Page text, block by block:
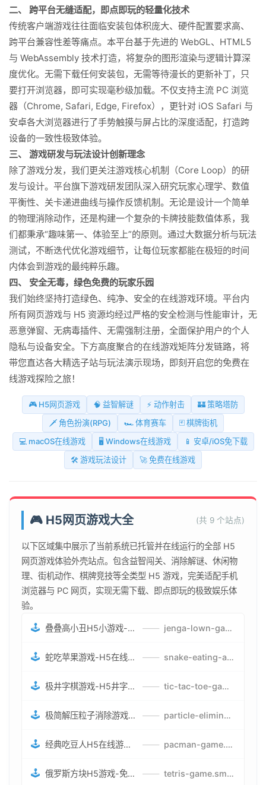
二、 跨平台无缝适配，即点即玩的轻量化技术
传统客户端游戏往往面临安装包体积庞大、硬件配置要求高、
跨平台兼容性差等痛点。本平台基于先进的 WebGL、HTML5
与 WebAssembly 技术打造，将复杂的图形渲染与逻辑计算深
度优化。无需下载任何安装包，无需等待漫长的更新补丁，只
要打开浏览器，即可实现毫秒级加载。不仅支持主流 PC 浏览
器（Chrome, Safari, Edge, Firefox），更针对 iOS Safari 与
安卓各大浏览器进行了手势触摸与屏占比的深度适配，打造跨
设备的一致性极致体验。
三、 游戏研发与玩法设计创新理念
除了游戏分发，我们更关注游戏核心机制（Core Loop）的研
发与设计。平台旗下游戏研发团队深入研究玩家心理学、数值
平衡性、关卡递进曲线与操作反馈机制。无论是设计一个简单
的物理消除动作，还是构建一个复杂的卡牌技能数值体系，我
们都秉承“趣味第一、体验至上”的原则。通过大数据分析与玩法
测试，不断迭代优化游戏细节，让每位玩家都能在极短的时间
内体会到游戏的最纯粹乐趣。
四、 安全无毒，绿色免费的玩家乐园
我们始终坚持打造绿色、纯净、安全的在线游戏环境。平台内
所有网页游戏与 H5 资源均经过严格的安全检测与性能审计，无
恶意弹窗、无病毒插件、无需强制注册，全面保护用户的个人
隐私与设备安全。下方高度聚合的在线游戏矩阵分发链路，将
带您直达各大精选子站与玩法演示现场，即刻开启您的免费在
线游戏探险之旅！
🎮 H5网页游戏 🧠 益智解谜 ⚡ 动作射击
🏰 策略塔防
🗡️ 角色扮演(RPG)
🏎️ 体育赛车
🃏 棋牌街机
💻 macOS在线游戏
🖥️ Windows在线游戏
📱 安卓/iOS免下载
🛠️ 游戏玩法设计
🚀 免费在线游戏
🎮 H5网页游戏大全 (共 9 个站点)
以下区域集中展示了当前系统已托管并在线运行的全部 H5
网页游戏体验外壳站点。包含益智闯关、消除解谜、休闲物
理、街机动作、棋牌竞技等全类型 H5 游戏，完美适配手机
浏览器与 PC 网页，实现无需下载、即点即玩的极致娱乐体
验。
🕹️ 叠叠高小丑H5小游戏-刺激游戏叠叠高小丑竞技赛-网页在线叠叠高小丑闯关游戏 —— jenga-lown-game.smartwatchmanufacturer.cn
🕹️ 蛇吃苹果游戏-H5在线蛇吃苹果网页游戏-有趣休闲游戏 —— snake-eating-apple-game.smartwatchmanufacturer.cn
🕹️ 极井字棋游戏-H5井字棋免费游戏-在线闯关变身超人打怪兽井字棋游戏 —— tic-tac-toe-game.smartwatchmanufacturer.cn
🕹️ 极简解压粒子消除游戏-免费H5粒子消除在线游戏 —— particle-elimination-game.smartwatchmanufacturer.cn
🕹️ 经典吃豆人H5在线游戏-5关挑战BOSS机枪决战版吃豆人怪兽游戏 —— pacman-game.smartwatchmanufacturer.cn
🕹️ 俄罗斯方块H5游戏-免费获取俄罗斯方块攻略-俄罗斯方块怪兽游戏策略 —— tetris-game.smartwatchmanufacturer.cn